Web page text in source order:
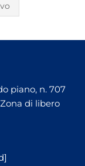
piano, n. 707
di libero